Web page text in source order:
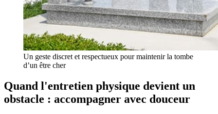
Un geste discret et respectueux pour maintenir la tombe
d’un être cher
Quand l'entretien physique devient un
obstacle : accompagner avec douceur